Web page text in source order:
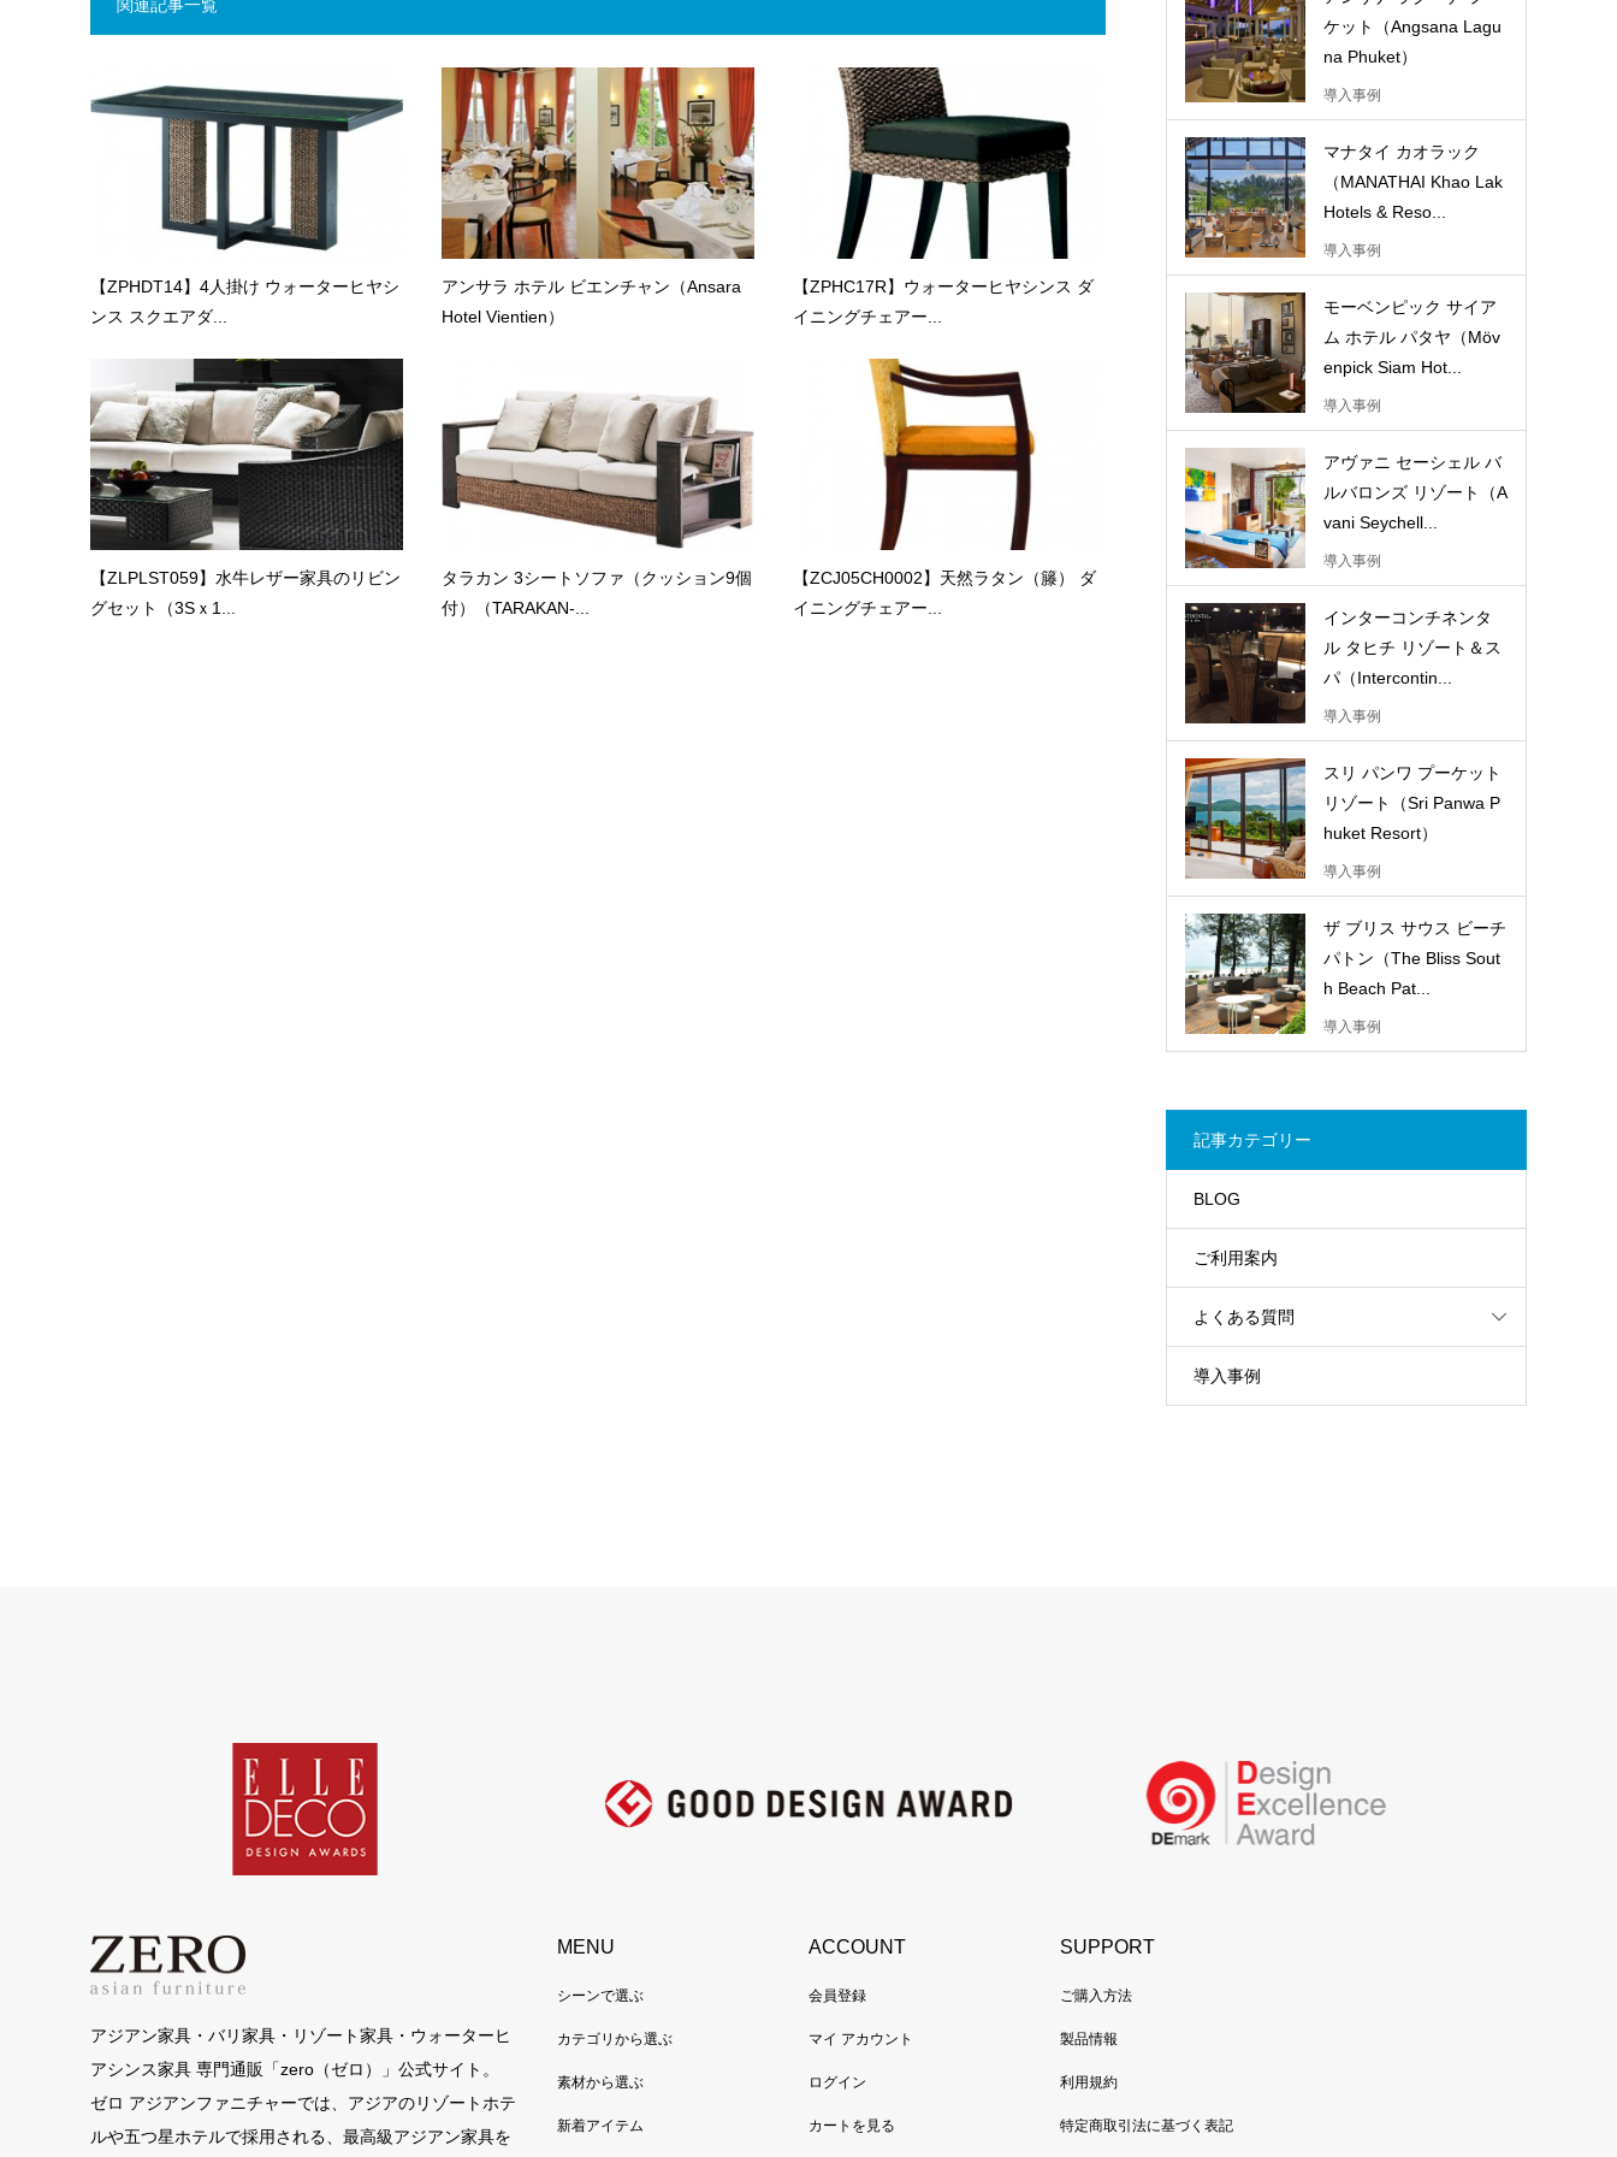
関連記事一覧
【ZPHDT14】4人掛け ウォーターヒヤシ
ンス スクエアダ...
アンサラ ホテル ビエンチャン（Ansara
Hotel Vientien）
【ZPHC17R】ウォーターヒヤシンス ダ
イニングチェアー...
【ZLPLST059】水牛レザー家具のリビン
グセット（3Sｘ1...
タラカン 3シートソファ（クッション9個
付）（TARAKAN-...
【ZCJ05CH0002】天然ラタン（籐） ダ
イニングチェアー...
ケット（Angsana Lagu
na Phuket）
導入事例
マナタイ カオラック
（MANATHAI Khao Lak
Hotels & Reso...
導入事例
モーベンピック サイア
ム ホテル パタヤ（Möv
enpick Siam Hot...
導入事例
アヴァニ セーシェル バ
ルバロンズ リゾート（A
vani Seychell...
導入事例
インターコンチネンタ
ル タヒチ リゾート＆ス
パ（Intercontin...
導入事例
スリ パンワ プーケット
リゾート（Sri Panwa P
huket Resort）
導入事例
ザ ブリス サウス ビーチ
パトン（The Bliss Sout
h Beach Pat...
導入事例
記事カテゴリー
BLOG
ご利用案内
よくある質問
導入事例
アジアン家具・バリ家具・リゾート家具・ウォーターヒ
アシンス家具 専門通販「zero（ゼロ）」公式サイト。
ゼロ アジアンファニチャーでは、アジアのリゾートホテ
ルや五つ星ホテルで採用される、最高級アジアン家具を
MENU
シーンで選ぶ
カテゴリから選ぶ
素材から選ぶ
新着アイテム
ACCOUNT
会員登録
マイ アカウント
ログイン
カートを見る
SUPPORT
ご購入方法
製品情報
利用規約
特定商取引法に基づく表記